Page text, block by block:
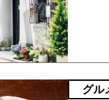
グル